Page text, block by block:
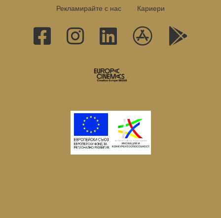
Рекламирайте с нас Кариери